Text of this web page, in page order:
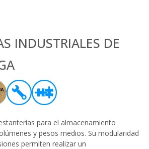
INDUSTRIALES DE
para el almacenamiento
y pesos medios. Su modularidad
permiten realizar un